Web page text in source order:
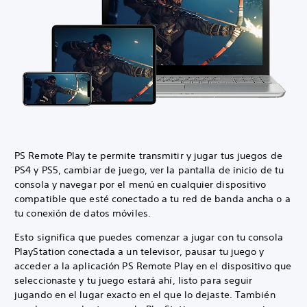
PS Remote Play te permite transmitir y jugar tus juegos de
PS4 y PS5, cambiar de juego, ver la pantalla de inicio de tu
consola y navegar por el menú en cualquier dispositivo
compatible que esté conectado a tu red de banda ancha o a
tu conexión de datos móviles.
Esto significa que puedes comenzar a jugar con tu consola
PlayStation conectada a un televisor, pausar tu juego y
acceder a la aplicación PS Remote Play en el dispositivo que
seleccionaste y tu juego estará ahí, listo para seguir
jugando en el lugar exacto en el que lo dejaste. También